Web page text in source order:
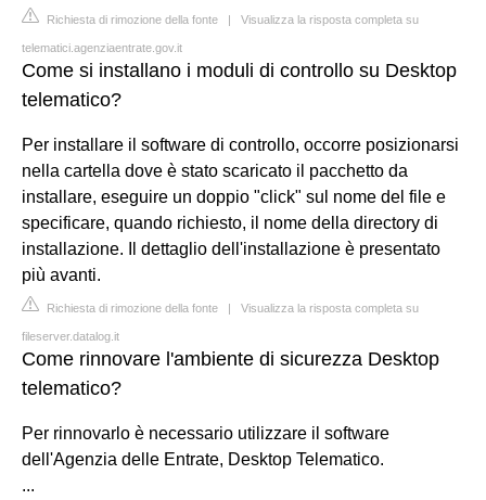
Richiesta di rimozione della fonte | Visualizza la risposta completa su
telematici.agenziaentrate.gov.it
Come si installano i moduli di controllo su Desktop
telematico?
Per installare il software di controllo, occorre posizionarsi
nella cartella dove è stato scaricato il pacchetto da
installare, eseguire un doppio "click" sul nome del file e
specificare, quando richiesto, il nome della directory di
installazione. Il dettaglio dell'installazione è presentato
più avanti.
Richiesta di rimozione della fonte | Visualizza la risposta completa su
fileserver.datalog.it
Come rinnovare l'ambiente di sicurezza Desktop
telematico?
Per rinnovarlo è necessario utilizzare il software
dell'Agenzia delle Entrate, Desktop Telematico.
...